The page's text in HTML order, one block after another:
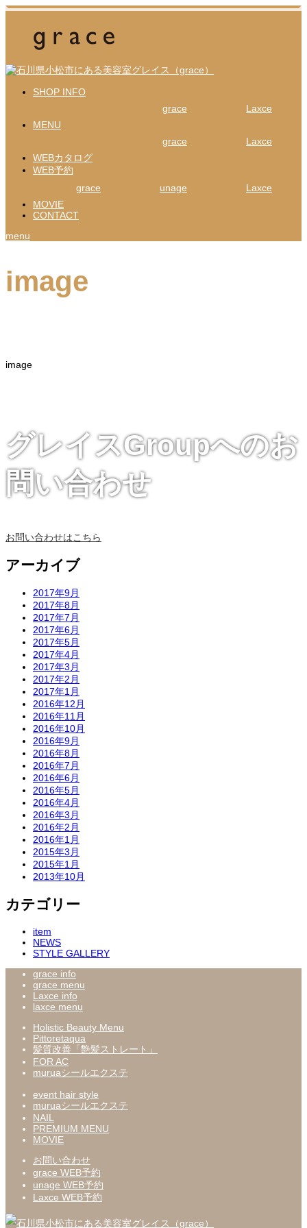
SHOP INFO
grace
Laxce
MENU
grace
Laxce
WEBカタログ
WEB予約
grace
unage
Laxce
MOVIE
CONTACT
menu
image
image
グレイスGroupへのお
問い合わせ
お問い合わせはこちら
アーカイブ
2017年9月
2017年8月
2017年7月
2017年6月
2017年5月
2017年4月
2017年3月
2017年2月
2017年1月
2016年12月
2016年11月
2016年10月
2016年9月
2016年8月
2016年7月
2016年6月
2016年5月
2016年4月
2016年3月
2016年2月
2016年1月
2015年3月
2015年1月
2013年10月
カテゴリー
item
NEWS
STYLE GALLERY
grace info
grace menu
Laxce info
laxce menu
Holistic Beauty Menu
Pittoretaqua
髪質改善「艶髪ストレート」
FOR AC
muruaシールエクステ
event hair style
muruaシールエクステ
NAIL
PREMIUM MENU
MOVIE
お問い合わせ
grace WEB予約
unage WEB予約
Laxce WEB予約